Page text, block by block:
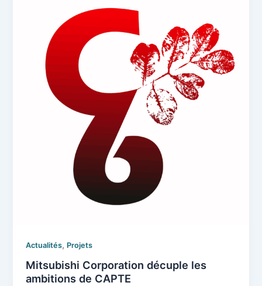
Actualités, Projets
Mitsubishi Corporation décuple les
ambitions de CAPTE